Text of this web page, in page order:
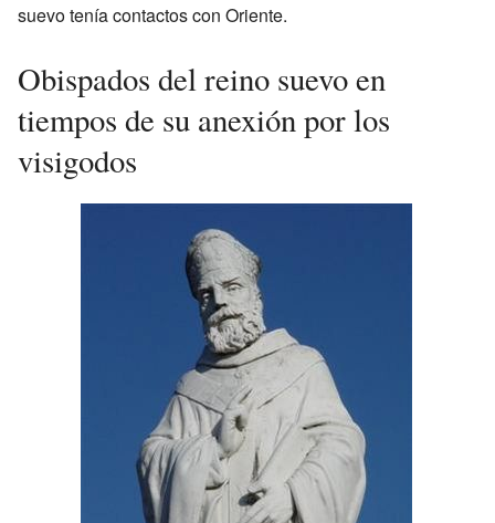
suevo tenía contactos con Oriente.
Obispados del reino suevo en
tiempos de su anexión por los
visigodos